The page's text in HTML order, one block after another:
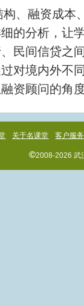
、融资成本
的分析，让
民间信贷之
对境内外不
资顾问的角
关于名课堂 客户服
©2008-2026 武